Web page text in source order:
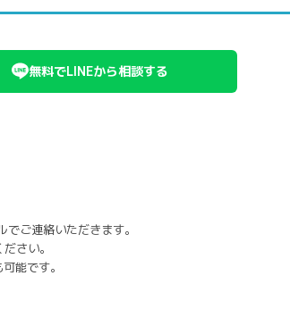
無料でLINEから相談する
ご連絡いただきます。
さい。
能です。